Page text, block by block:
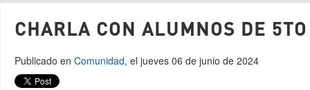
CHARLA CON ALUMNOS DE
Publicado en Comunidad, el jueves 06 de junio de 2024